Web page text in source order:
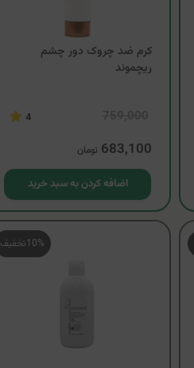
کرم ضد چروک دور چشم
ریچموند
4
683,100 تومان
اضافه کردن به سبد خرید
10%تخفیف